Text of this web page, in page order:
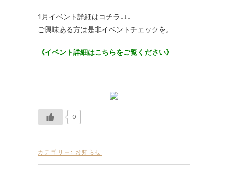
1月イベント詳細はコチラ↓↓↓
ご興味ある方は是非イベントチェックを。
《イベント詳細はこちらをご覧ください》
0
カテゴリー: お知らせ